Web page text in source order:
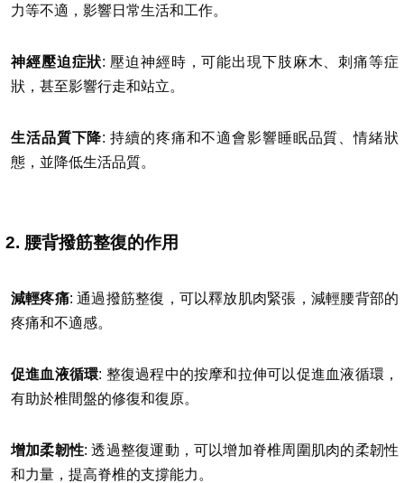
力等不適，影響日常生活和工作。
神經壓迫症狀: 壓迫神經時，可能出現下肢麻木、刺痛等症
狀，甚至影響行走和站立。
生活品質下降: 持續的疼痛和不適會影響睡眠品質、情緒狀
態，並降低生活品質。
2. 腰背撥筋整復的作用
減輕疼痛: 通過撥筋整復，可以釋放肌肉緊張，減輕腰背部的
疼痛和不適感。
促進血液循環: 整復過程中的按摩和拉伸可以促進血液循環，
有助於椎間盤的修復和復原。
增加柔韌性: 透過整復運動，可以增加脊椎周圍肌肉的柔韌性
和力量，提高脊椎的支撐能力。